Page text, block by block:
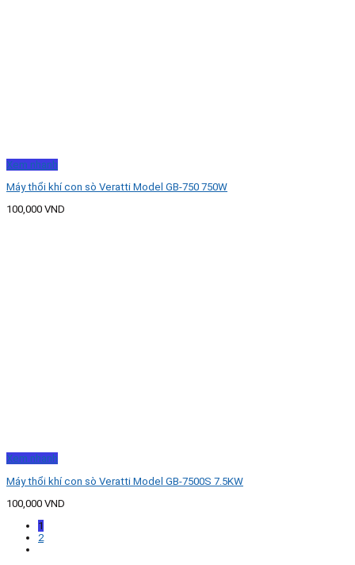
Xem nhanh
Máy thổi khí con sò Veratti Model GB-750 750W
100,000 VND
Xem nhanh
Máy thổi khí con sò Veratti Model GB-7500S 7.5KW
100,000 VND
1
2